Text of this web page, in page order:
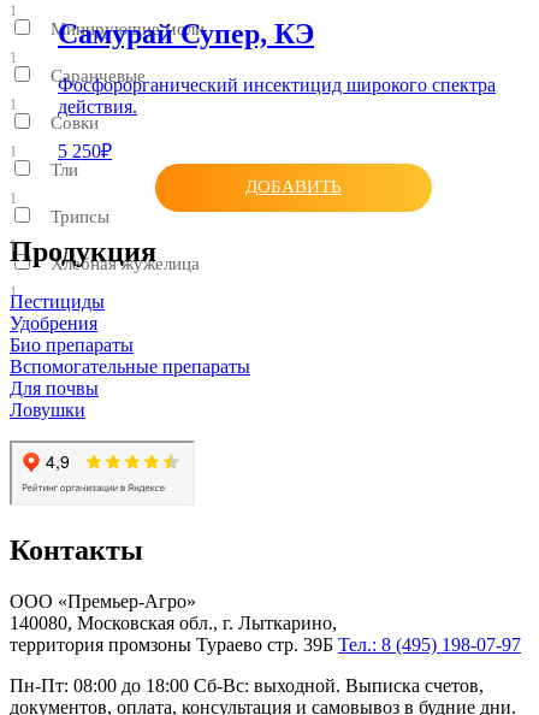
1
Минирующие моли
1
Саранчевые
1
Совки
1
Тли
1
Трипсы
1
Хлебная жужелица
1
Самурай Супер, КЭ
Фосфорорганический инсектицид широкого спектра
действия.
5 250₽
ДОБАВИТЬ
Продукция
Пестициды
Удобрения
Био препараты
Вспомогательные препараты
Для почвы
Ловушки
Контакты
ООО «Премьер-Агро»
140080, Московская обл., г. Лыткарино,
территория промзоны Тураево стр. 39Б Тел.: 8 (495) 198-07-97
Пн-Пт: 08:00 до 18:00 Сб-Вс: выходной. Выписка счетов,
документов, оплата, консультация и самовывоз в будние дни.